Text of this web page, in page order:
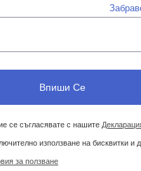
се съгласявате с нашите
използване на бисквитки и
за ползване